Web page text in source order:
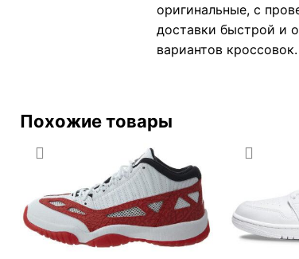
оригинальные, с
доставки быстрой и
вариантов
Похожие товары